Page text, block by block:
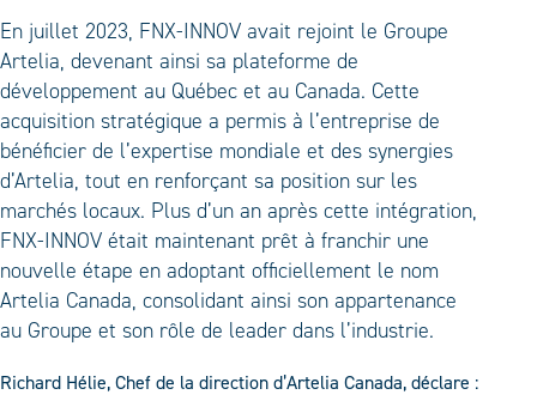
En juillet 2023, FNX-INNOV avait rejoint le Groupe
Artelia, devenant ainsi sa plateforme de
développement au Québec et au Canada. Cette
acquisition stratégique a permis à l’entreprise de
bénéficier de l’expertise mondiale et des synergies
d’Artelia, tout en renforçant sa position sur les
marchés locaux. Plus d’un an après cette intégration,
FNX-INNOV était maintenant prêt à franchir une
nouvelle étape en adoptant officiellement le nom
Artelia Canada, consolidant ainsi son appartenance
au Groupe et son rôle de leader dans l’industrie.
Richard Hélie, Chef de la direction d’Artelia Canada, déclare :